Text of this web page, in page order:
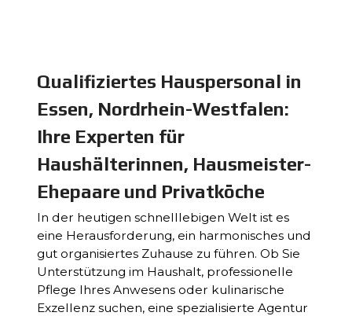
Qualifiziertes Hauspersonal in
Essen, Nordrhein-Westfalen:
Ihre Experten für
Haushälterinnen, Hausmeister-
Ehepaare und Privatköche
In der heutigen schnelllebigen Welt ist es
eine Herausforderung, ein harmonisches und
gut organisiertes Zuhause zu führen. Ob Sie
Unterstützung im Haushalt, professionelle
Pflege Ihres Anwesens oder kulinarische
Exzellenz suchen, eine spezialisierte Agentur